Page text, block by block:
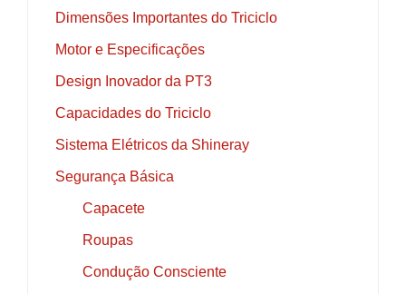
Dimensões Importantes do Triciclo
Motor e Especificações
Design Inovador da PT3
Capacidades do Triciclo
Sistema Elétricos da Shineray
Segurança Básica
Capacete
Roupas
Condução Consciente